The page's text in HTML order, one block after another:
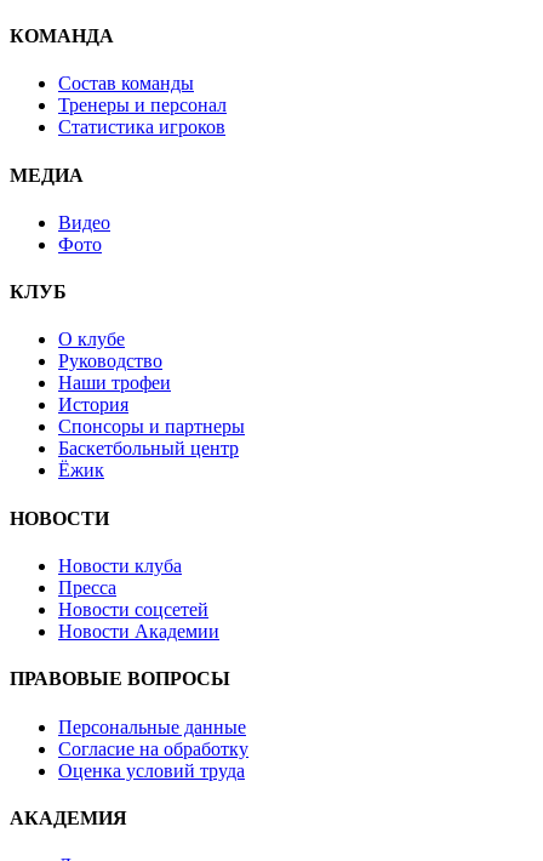
КОМАНДА
Состав команды
Тренеры и персонал
Статистика игроков
МЕДИА
Видео
Фото
КЛУБ
О клубе
Руководство
Наши трофеи
История
Спонсоры и партнеры
Баскетбольный центр
Ёжик
НОВОСТИ
Новости клуба
Пресса
Новости соцсетей
Новости Академии
ПРАВОВЫЕ ВОПРОСЫ
Персональные данные
Согласие на обработку
Оценка условий труда
АКАДЕМИЯ